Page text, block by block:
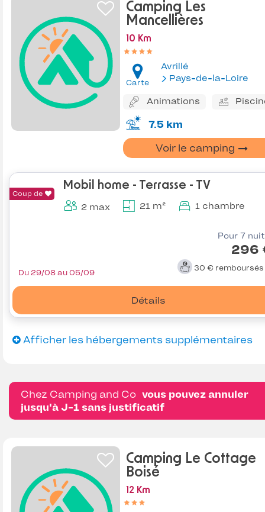
Camping Les
Mancellières
10 Km
Carte
Avrillé
Pays-de-la-Loire
Animations
7.5 km
Voir le camping
Coup de
Mobil home - Terrasse - TV
2 max 21 m² 1 chambre
Pour 7
296
30 € remboursés
Détails
Du 29/08 au 05/09
Afficher les hébergements supplémentaires
Chez Camping and Co vous pouvez annuler
jusqu'à J-1 sans justificatif
Camping Le Cottage
Boisé
12 Km